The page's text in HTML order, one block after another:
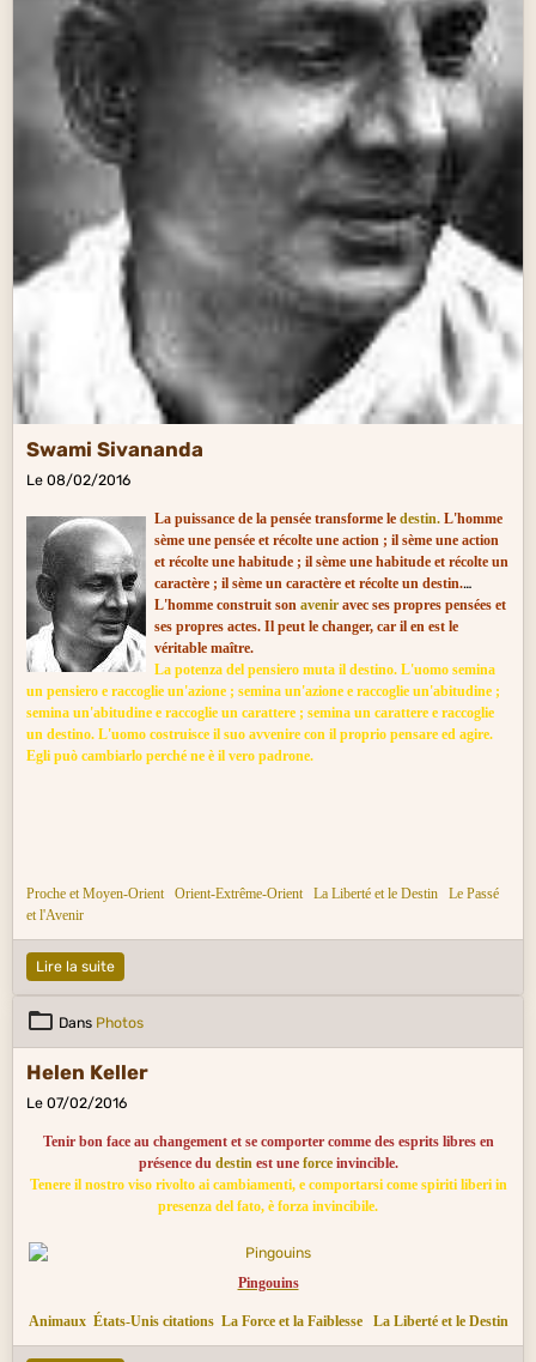
Swami Sivananda
Le 08/02/2016
La puissance de la pensée transforme le destin.L'homme
sème une pensée et récolte une action ; il sème une action
et récolte une habitude ; il sème une habitude et récolte un
caractère ; il sème un caractère et récolte un destin.
L'homme construit son aveniravec ses propres pensées et
ses propres actes. Il peut le changer, car il en est le
véritable maître.
La potenza del pensiero muta il destino. L'uomo semina
un pensiero e raccoglie un'azione ; semina un'azione e raccoglie un'abitudine ;
semina un'abitudine e raccoglie un carattere ; semina un carattere e raccoglie
un destino. L'uomo costruisce il suo avvenire con il proprio pensare ed agire.
Egli può cambiarlo perché ne è il vero padrone.
Proche et Moyen-Orient Orient-Extrême-Orient La Liberté et le Destin
Le Passé
et l'Avenir
Lire la suite
Dans Photos
Helen Keller
Le 07/02/2016
Tenir bon face au changement et se comporter comme des esprits libres en
présence du destinest une force invincible.
Tenere il nostro viso rivolto ai cambiamenti, e comportarsi come spiriti liberi in
presenza del fato, è forza invincibile.
Pingouins
Animaux États-Unis citations La Force et la Faiblesse La Liberté et le Destin